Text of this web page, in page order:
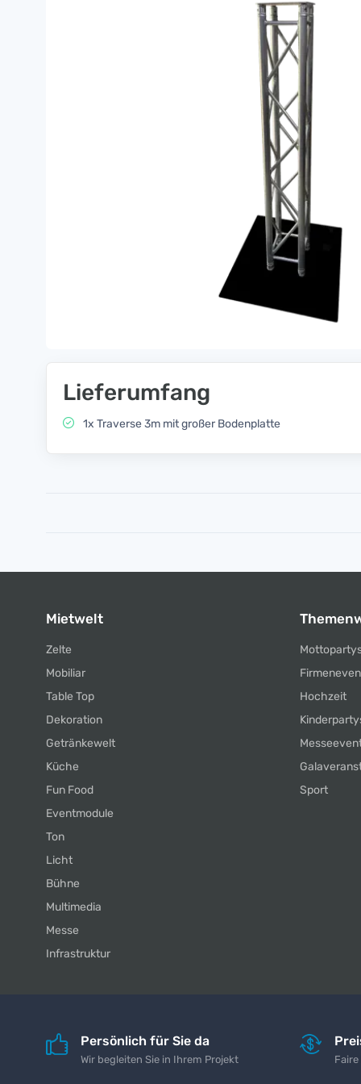
Lieferumfang
1x Traverse 3m mit großer Bodenplatte
Mietwelt
Zelte
Mobiliar
Table Top
Dekoration
Getränkewelt
Küche
Fun Food
Eventmodule
Ton
Licht
Bühne
Multimedia
Messe
Infrastruktur
Hochzeit
Sport
Persönlich für Sie da
Wir begleiten Sie in Ihrem Projekt